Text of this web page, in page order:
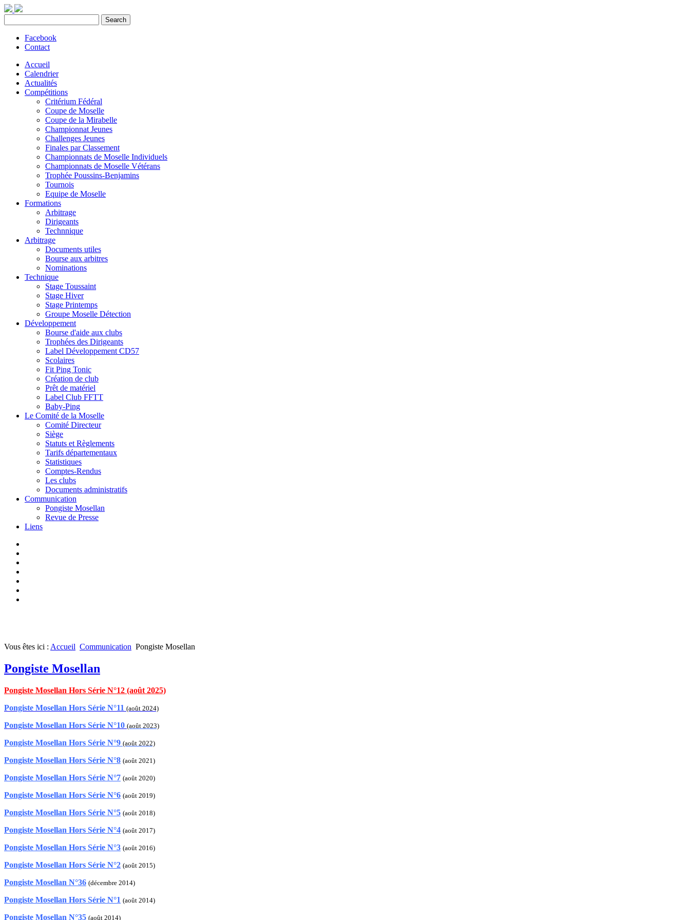
Facebook
Contact
Accueil
Calendrier
Actualités
Compétitions
Critérium Fédéral
Coupe de Moselle
Coupe de la Mirabelle
Championnat Jeunes
Challenges Jeunes
Finales par Classement
Championnats de Moselle Individuels
Championnats de Moselle Vétérans
Trophée Poussins-Benjamins
Tournois
Equipe de Moselle
Formations
Arbitrage
Dirigeants
Technnique
Arbitrage
Documents utiles
Bourse aux arbitres
Nominations
Technique
Stage Toussaint
Stage Hiver
Stage Printemps
Groupe Moselle Détection
Développement
Bourse d'aide aux clubs
Trophées des Dirigeants
Label Développement CD57
Scolaires
Fit Ping Tonic
Création de club
Prêt de matériel
Label Club FFTT
Baby-Ping
Le Comité de la Moselle
Comité Directeur
Siège
Statuts et Règlements
Tarifs départementaux
Statistiques
Comptes-Rendus
Les clubs
Documents administratifs
Communication
Pongiste Mosellan
Revue de Presse
Liens
Vous êtes ici : Accueil Communication Pongiste Mosellan
Pongiste Mosellan
Pongiste Mosellan Hors Série N°12 (août 2025)
Pongiste Mosellan Hors Série N°11 (août 2024)
Pongiste Mosellan Hors Série N°10 (août 2023)
Pongiste Mosellan Hors Série N°9 (août 2022)
Pongiste Mosellan Hors Série N°8 (août 2021)
Pongiste Mosellan Hors Série N°7 (août 2020)
Pongiste Mosellan Hors Série N°6 (août 2019)
Pongiste Mosellan Hors Série N°5 (août 2018)
Pongiste Mosellan Hors Série N°4 (août 2017)
Pongiste Mosellan Hors Série N°3 (août 2016)
Pongiste Mosellan Hors Série N°2 (août 2015)
Pongiste Mosellan N°36 (décembre 2014)
Pongiste Mosellan Hors Série N°1 (août 2014)
Pongiste Mosellan N°35 (août 2014)